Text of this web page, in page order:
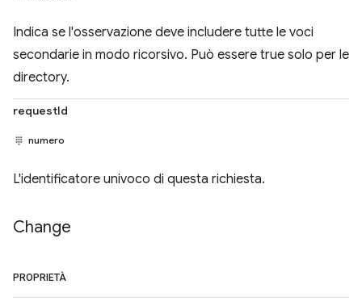
Indica se l'osservazione deve includere tutte le voci
secondarie in modo ricorsivo. Può essere true solo per le
directory.
requestId
numero
L'identificatore univoco di questa richiesta.
Change
PROPRIETÀ